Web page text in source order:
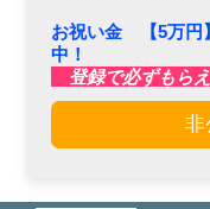
お祝い金 【5万円
中！
登録で必ずもら
非